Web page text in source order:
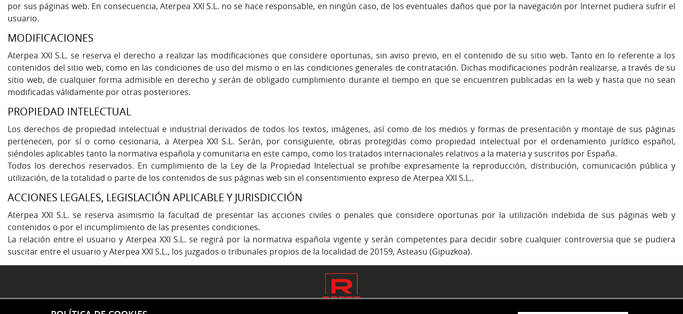
por sus páginas web. En consecuencia, Aterpea XXI S.L. no se hace responsable, en ningún caso, de los eventuales daños que por la navegación por Internet pudiera sufrir el
usuario.
MODIFICACIONES
Aterpea XXI S.L. se reserva el derecho a realizar las modificaciones que considere oportunas, sin aviso previo, en el contenido de su sitio web. Tanto en lo referente a los
contenidos del sitio web, como en las condiciones de uso del mismo o en las condiciones generales de contratación. Dichas modificaciones podrán realizarse, a través de su
sitio web, de cualquier forma admisible en derecho y serán de obligado cumplimiento durante el tiempo en que se encuentren publicadas en la web y hasta que no sean
modificadas válidamente por otras posteriores.
PROPIEDAD INTELECTUAL
Los derechos de propiedad intelectual e industrial derivados de todos los textos, imágenes, así como de los medios y formas de presentación y montaje de sus páginas
pertenecen, por sí o como cesionaria, a Aterpea XXI S.L. Serán, por consiguiente, obras protegidas como propiedad intelectual por el ordenamiento jurídico español,
siéndoles aplicables tanto la normativa española y comunitaria en este campo, como los tratados internacionales relativos a la materia y suscritos por España.
Todos los derechos reservados. En cumplimiento de la Ley de la Propiedad Intelectual se prohíbe expresamente la reproducción, distribución, comunicación pública y
utilización, de la totalidad o parte de los contenidos de sus páginas web sin el consentimiento expreso de Aterpea XXI S.L..
ACCIONES LEGALES, LEGISLACIÓN APLICABLE Y JURISDICCIÓN
Aterpea XXI S.L. se reserva asimismo la facultad de presentar las acciones civiles o penales que considere oportunas por la utilización indebida de sus páginas web y
contenidos o por el incumplimiento de las presentes condiciones.
La relación entre el usuario y Aterpea XXI S.L. se regirá por la normativa española vigente y serán competentes para decidir sobre cualquier controversia que se pudiera
suscitar entre el usuario y Aterpea XXI S.L., los juzgados o tribunales propios de la localidad de 20159, Asteasu (Gipuzkoa).